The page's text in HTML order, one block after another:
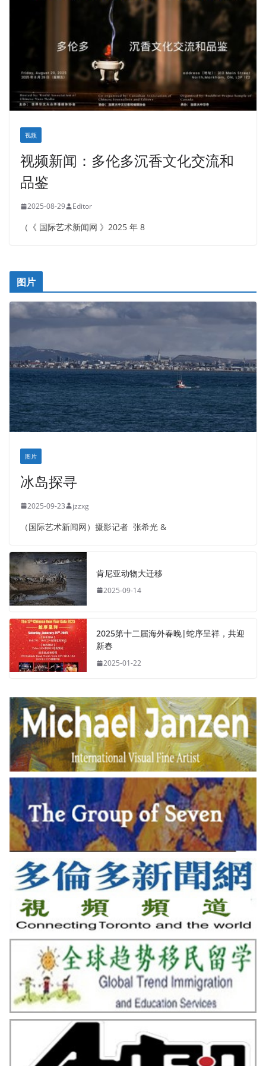
视频
视频新闻：多伦多沉香文化交流和
品鉴
2025-08-29 Editor
（《 国际艺术新闻网 》2025 年 8
图片
图片
冰岛探寻
2025-09-23 jzzxg
（国际艺术新闻网）摄影记者 张希光 &
肯尼亚动物大迁移
2025-09-14
2025第十二届海外春晚|蛇序呈祥，共迎
新春
2025-01-22